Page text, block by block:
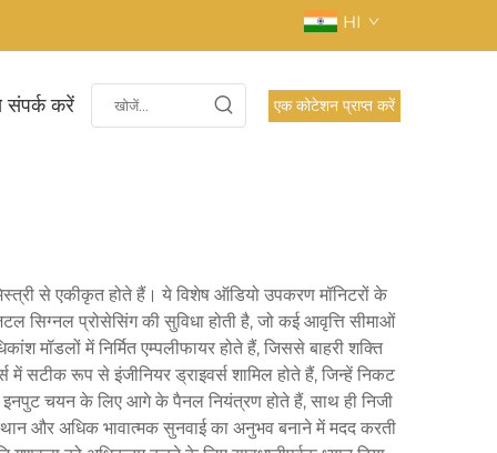
HI
संपर्क करें एक कोटेशन प्राप्त करें
से एकीकृत होते हैं। ये विशेष ऑडियो उपकरण मॉनिटरों के
सिग्नल प्रोसेसिंग की सुविधा होती है, जो कई आवृत्ति सीमाओं
मॉडलों में निर्मित एम्पलीफायर होते हैं, जिससे बाहरी शक्ति
रूप से इंजीनियर ड्राइवर्स शामिल होते हैं, जिन्हें निकट
चयन के लिए आगे के पैनल नियंत्रण होते हैं, साथ ही निजी
और अधिक भावात्मक सुनवाई का अनुभव बनाने में मदद करती